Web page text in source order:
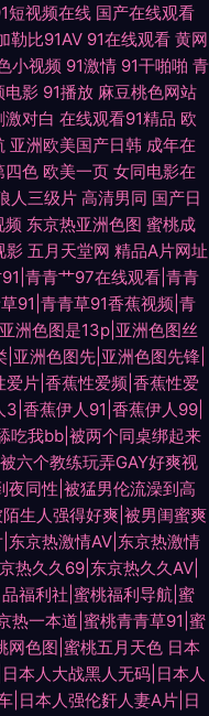
短视频在线 国产在线观看
勒比91AV 91在线观看 黄网
小视频 91激情 91干啪啪 青
电影 91播放 麻豆桃色网站
激对白 在线观看91精品 欧
亚洲欧美国产日韩 成年在
四色 欧美一页 女同电影在
人三级片 高清男同 国产日
频 东京热亚洲色图 蜜桃成
影 五月天堂网 精品A片网址
青青艹97在线观看|青青
91|青青草91香蕉视频|青
洲色图是13p|亚洲色图丝
亚洲色图先|亚洲色图先锋|
爱片|香蕉性爱频|香蕉性爱
香蕉伊人91|香蕉伊人99|
吃我bb|被两个同桌绑起来
六个教练玩弄GAY好爽视
同性|被猛男伦流澡到高
生人强得好爽|被男闺蜜爽
东京热激情AV|东京热激情
热久久69|东京热久久AV|
福利社|蜜桃福利导航|蜜
热一本道|蜜桃青青草91|蜜
网色图|蜜桃五月天色 日本
本人大战黑人无码|日本人
|日本人强伦姧人妻A片|日